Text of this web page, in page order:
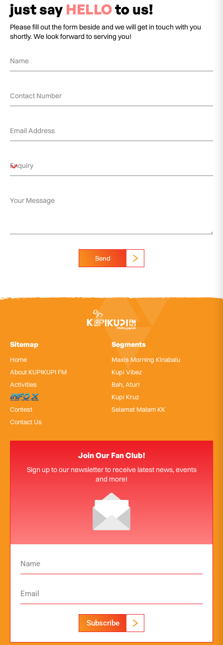
just say HELLOto us!
Please fill out the form beside and we will get in touch with you
shortly. We look forward to serving you!
Send
Sitemap
Home
About KUPIKUPI FM
Activities
InfoX
Contest
Contact Us
Segments
Maxis Morning Kinabalu
Kupi Vibez
Bah, Atur!
Kupi Kruz
Selamat Malam KK
Join Our Fan Club!
Sign up to our newsletter to receive latest news, events
and more!
Subscribe